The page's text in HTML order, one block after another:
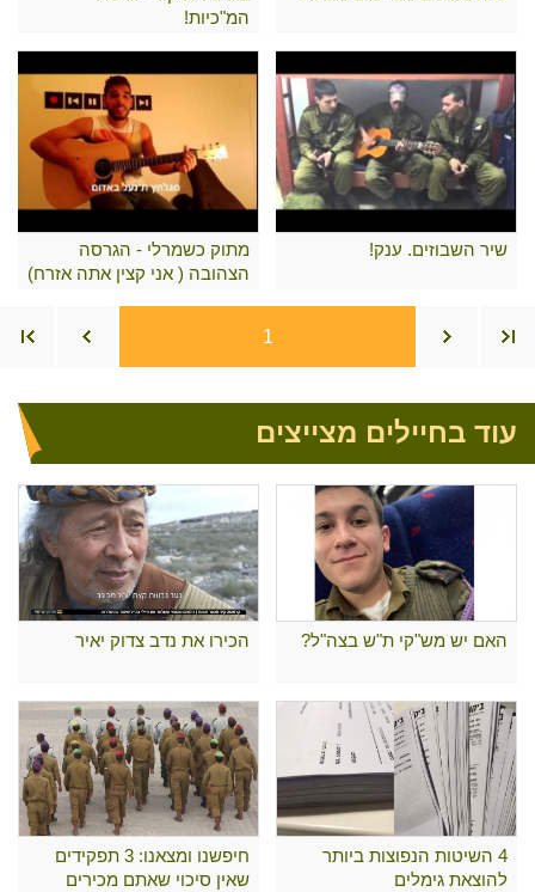
המ"כיות!
שיר השבוזים. ענק!
מתוק כשמרלי - הגרסה
הצהובה ( אני קצין אתה אזרח)
1
עוד בחיילים מצייצים
האם יש מש"קי ת"ש בצה"ל? הכירו את נדב צדוק יאיר
4 השיטות הנפוצות ביותר
להוצאת גימלים
חיפשנו ומצאנו: 3 תפקידים
שאין סיכוי שאתם מכירים